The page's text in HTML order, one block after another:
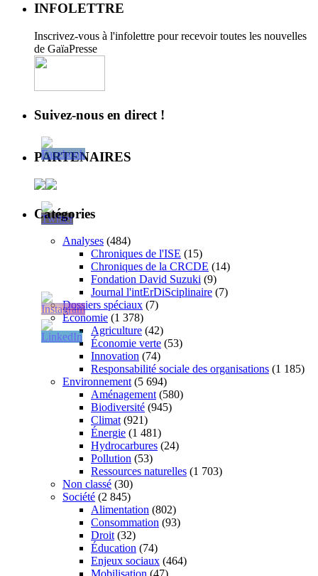
INFOLETTRE
Inscrivez-vous à l'infolettre pour recevoir toutes les nouvelles
de GaïaPresse
Suivez-nous en direct !
PARTENAIRES
Catégories
Analyses (484)
Chroniques de l'ISE (15)
Chroniques de la CRCDE (14)
Fondation David Suzuki (9)
Journal l'intErDiSciplinaire (7)
Dossiers spéciaux (7)
Économie (1 378)
Agriculture (42)
Économie verte (53)
Innovation (74)
Responsabilité sociale des organisations (1 185)
Environnement(5 694)
Aménagement(580)
Biodiversité (945)
Climat(921)
Énergie (1 481)
Hydrocarbures (24)
Pollution (53)
Ressources naturelles (1 703)
Non classé (30)
Société (2 845)
Alimentation (802)
Consommation (93)
Droit(32)
Éducation (74)
Enjeux sociaux (464)